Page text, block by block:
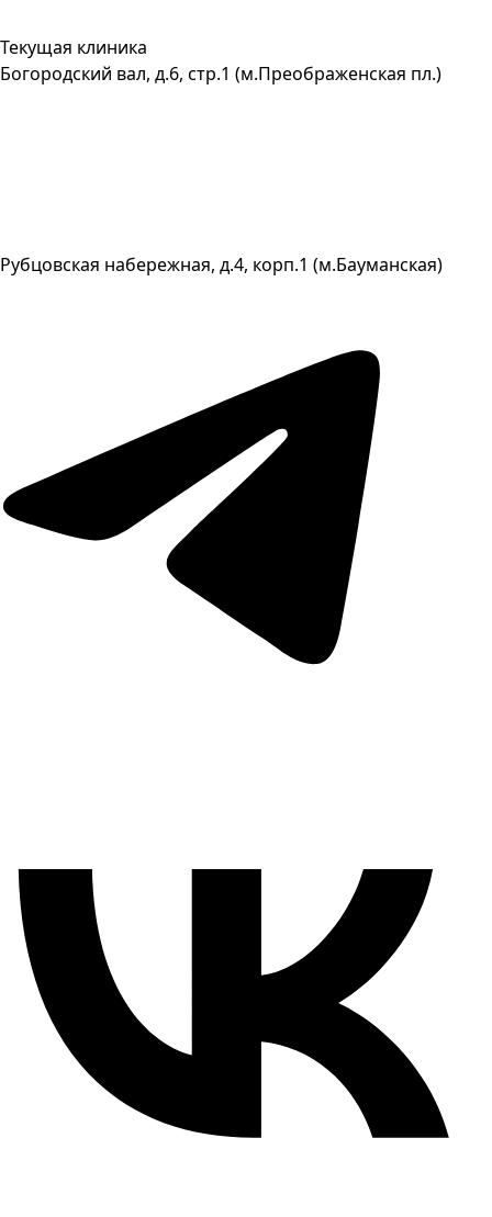
Текущая клиника
Богородский вал, д.6, стр.1 (м.Преображенская пл.)
Рубцовская набережная, д.4, корп.1 (м.Бауманская)